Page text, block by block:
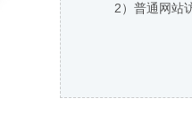
2）普通网站